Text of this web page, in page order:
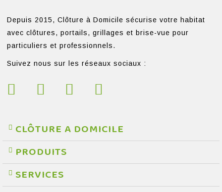
Depuis 2015, Clôture à Domicile sécurise votre habitat
avec clôtures, portails, grillages et brise-vue pour
particuliers et professionnels.
Suivez nous sur les réseaux sociaux :
CLÔTURE A DOMICILE
PRODUITS
SERVICES